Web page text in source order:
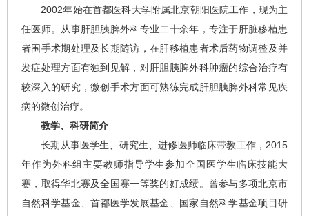
2002年始在首都医科大学附属北京朝阳医院工作，现为主
任医师。从事肝胆胰脾外科专业二十余年，专注于肝脏移植患
者围手术期处理及长期随访，在肝移植患者术后药物调整及并
发症处理方面有独到见解，对肝胆胰脾外科肿瘤的综合治疗有
较深入的研究，微创手术方面可熟练完成肝胆胰脾外科常见疾
病的微创治疗。
教学、科研简介
长期从事医学生、研究生、进修医师临床带教工作，2015
年作为外科组主要教师指导学生参加全国医学生临床技能大
赛，取得华北赛及全国赛一等奖的好成绩。曾参与多项北京市
自然科学基金、首都医学发展基金、国家自然科学基金项目研